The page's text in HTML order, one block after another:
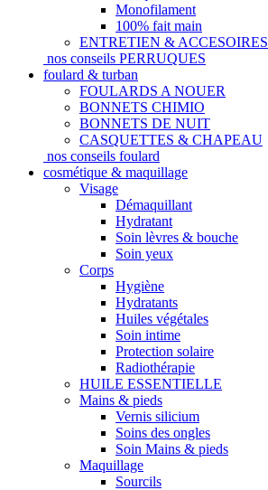
Monofilament
100% fait main
ENTRETIEN & ACCESOIRES
nos conseils PERRUQUES
foulard & turban
FOULARDS A NOUER
BONNETS CHIMIO
BONNETS DE NUIT
CASQUETTES & CHAPEAU
nos conseils foulard
cosmétique & maquillage
Visage
Démaquillant
Hydratant
Soin lèvres & bouche
Soin yeux
Corps
Hygiène
Hydratants
Huiles végétales
Soin intime
Protection solaire
Radiothérapie
HUILE ESSENTIELLE
Mains & pieds
Vernis silicium
Soins des ongles
Soin Mains & pieds
Maquillage
Sourcils